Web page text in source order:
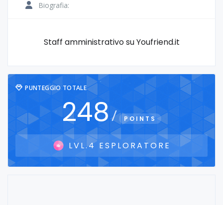
Biografia:
Staff amministrativo su Youfriend.it
PUNTEGGIO TOTALE
248/ POINTS
LVL.4 ESPLORATORE